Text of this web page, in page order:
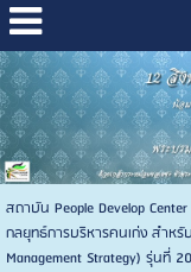
สถาบัน People Develop Center
กลยุทธ์การบริหารคนเก่ง สำหรั
Management Strategy) รุ่นที่